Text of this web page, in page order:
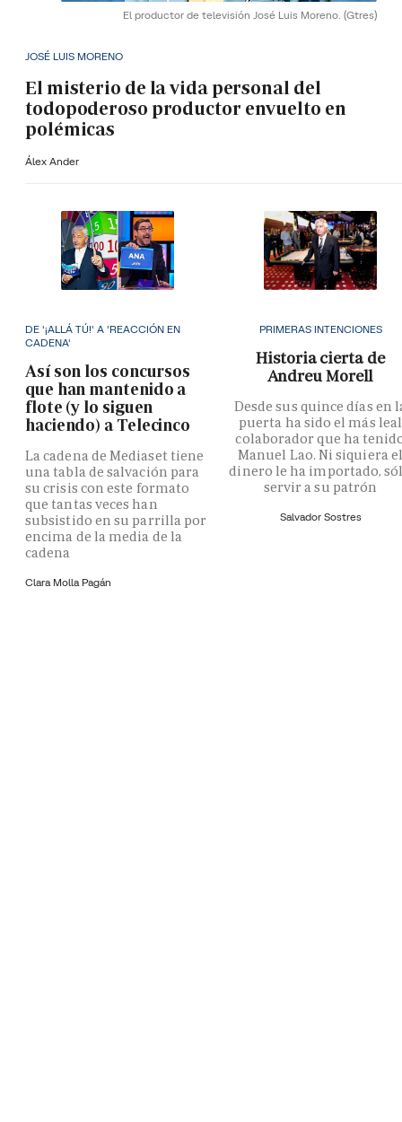
El productor de televisión José Luis Moreno. (Gtres)
JOSÉ LUIS MORENO
El misterio de la vida personal del
todopoderoso productor envuelto en
polémicas
Álex Ander
DE '¡ALLÁ TÚ!' A 'REACCIÓN EN
CADENA'
Así son los concursos
que han mantenido a
flote (y lo siguen
haciendo) a Telecinco
La cadena de Mediaset tiene
una tabla de salvación para
su crisis con este formato
que tantas veces han
subsistido en su parrilla por
encima de la media de la
cadena
Clara Molla Pagán
PRIMERAS INTENCIONES
Historia cierta de
Andreu Morell
Desde sus quince días en
puerta ha sido el más leal
colaborador que ha
Manuel Lao. Ni siquiera
dinero le ha importado,
servir a su patrón
Salvador Sostres